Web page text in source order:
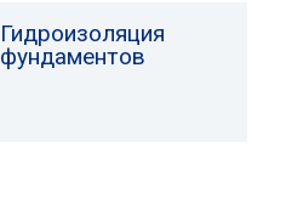
Гидроизоляция
фундаментов